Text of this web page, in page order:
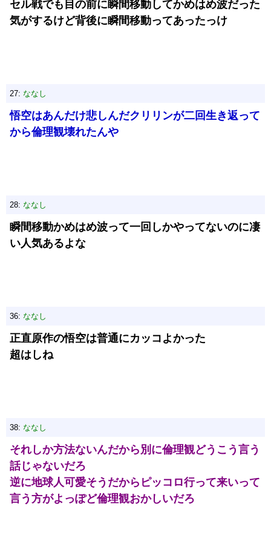
セル戦でも目の前に瞬間移動してかめはめ波だった
気がするけど背後に瞬間移動ってあったっけ
27: ななし
悟空はあんだけ悲しんだクリリンが二回生き返って
から倫理観壊れたんや
28: ななし
瞬間移動かめはめ波って一回しかやってないのに凄
い人気あるよな
36: ななし
正直原作の悟空は普通にカッコよかった
超はしね
38: ななし
それしか方法ないんだから別に倫理観どうこう言う
話じゃないだろ
逆に地球人可愛そうだからピッコロ行って来いって
言う方がよっぽど倫理観おかしいだろ